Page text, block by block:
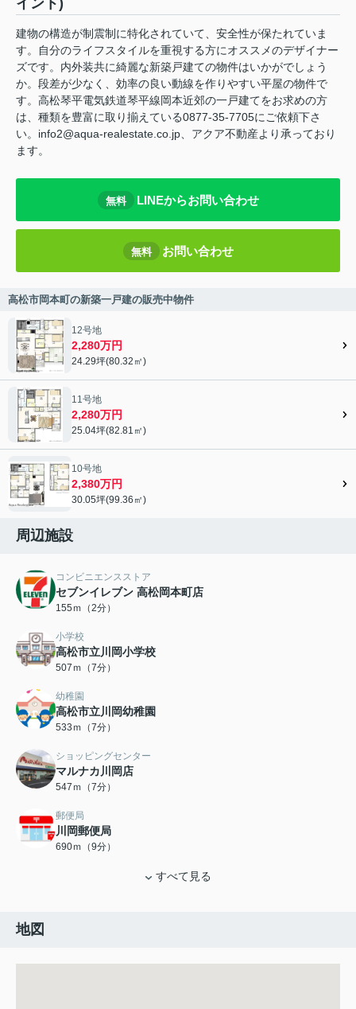
イント)
建物の構造が制震制に特化されていて、安全性が保たれていま
す。自分のライフスタイルを重視する方にオススメのデザイナー
ズです。内外装共に綺麗な新築戸建ての物件はいかがでしょう
か。段差が少なく、効率の良い動線を作りやすい平屋の物件で
す。高松琴平電気鉄道琴平線岡本近郊の一戸建てをお求めの方
は、種類を豊富に取り揃えている0877-35-7705にご依頼下さ
い。info2@aqua-realestate.co.jp、アクア不動産より承っており
ます。
無料 LINEからお問い合わせ
無料 お問い合わせ
高松市岡本町の新築一戸建の販売中物件
12号地
2,280万円
24.29坪(80.32㎡)
11号地
2,280万円
25.04坪(82.81㎡)
10号地
2,380万円
30.05坪(99.36㎡)
周辺施設
コンビニエンスストア
セブンイレブン 高松岡本町店
155ｍ（2分）
小学校
高松市立川岡小学校
507ｍ（7分）
幼稚園
高松市立川岡幼稚園
533ｍ（7分）
ショッピングセンター
マルナカ川岡店
547ｍ（7分）
郵便局
川岡郵便局
690ｍ（9分）
すべて見る
地図